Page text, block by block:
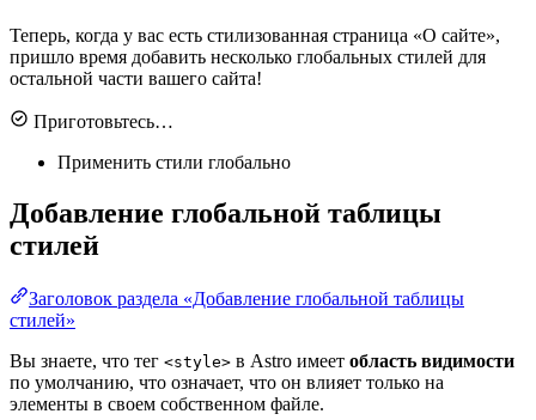
Теперь, когда у вас есть стилизованная страница «О сайте»,
пришло время добавить несколько глобальных стилей для
остальной части вашего сайта!
Приготовьтесь…
Применить стили глобально
Добавление глобальной таблицы
стилей
Заголовок раздела «Добавление глобальной таблицы
стилей»
Вы знаете, что тег <style> в Astro имеет область видимости
по умолчанию, что означает, что он влияет только на
элементы в своем собственном файле.